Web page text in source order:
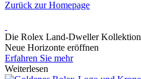
Zurück zur Homepage
Die Rolex Land-Dweller Kollektion
Neue Horizonte eröffnen
Erfahren Sie mehr
Weiterlesen